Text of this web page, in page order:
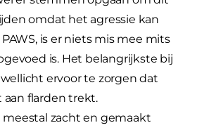
omdat het agressie kan
is er niets mis mee mits
is. Het belangrijkste bij
ervoor te zorgen dat
flarden trekt.
meestal zacht en gemaakt